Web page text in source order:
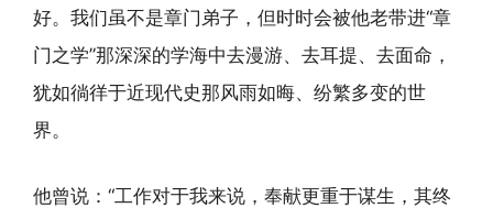
好。我们虽不是章门弟子，但时时会被他老带进“章
门之学”那深深的学海中去漫游、去耳提、去面命，
犹如徜徉于近现代史那风雨如晦、纷繁多变的世
界。
他曾说：“工作对于我来说，奉献更重于谋生，其终